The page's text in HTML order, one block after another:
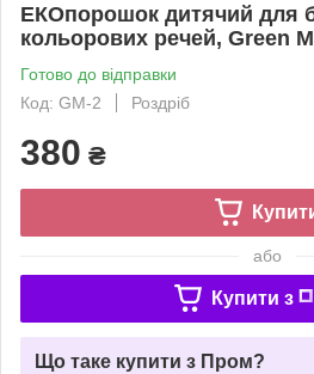
ЕКОпорошок дитячий для
кольорових речей, Green
Готово до відправки
Код: GM-2
Роздріб
380 ₴
або
Купити з
Що таке купити з Пром?